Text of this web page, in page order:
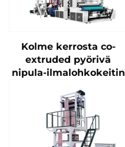
Kolme kerrosta co-
extruded pyörivä
nipula-ilmalohkokeitin